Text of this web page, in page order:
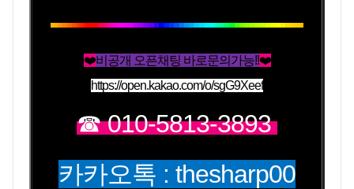
❤️비공개 오픈채팅 바로문의가능!!❤️
https://open.kakao.com/o/sgG9Xeef
☎ 010-5813-3893
카카오톡 : thesharp00